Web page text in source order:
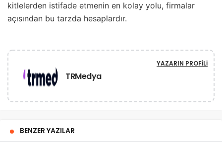
kitlelerden istifade etmenin en kolay yolu, firmalar
açısından bu tarzda hesaplardır.
TRMedya
YAZARIN PROFILI
BENZER YAZILAR